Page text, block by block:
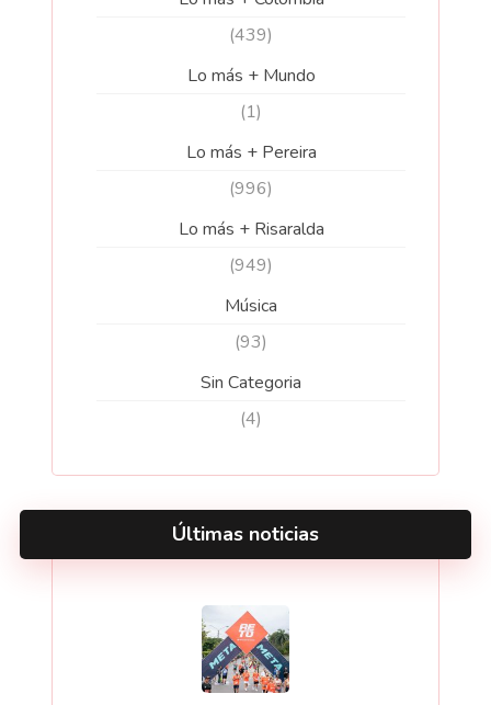
(439)
Lo más + Mundo
(1)
Lo más + Pereira
(996)
Lo más + Risaralda
(949)
Música
(93)
Sin Categoria
(4)
Últimas noticias